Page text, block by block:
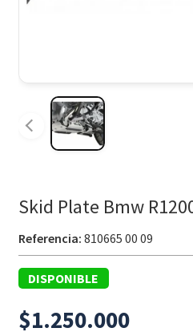
Skid Plate Bmw
Referencia: 810665 00 09
DISPONIBLE
$1.250.000